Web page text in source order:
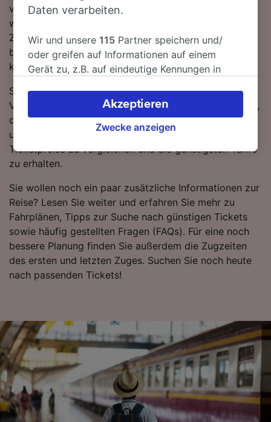
verfügbar sind, ist kein Umstieg nötig. Sie können
wahlweise einen Trenitalia- oder einen Frecciarossa-
Zug nutzen, um nach Villa San Giovanni zu gelangen –
beide Bahnunternehmen bringen Sie in modernen,
komfortablen Zügen in kürzester Zeit ans Ziel.
Sie können beim Kauf von Zugtickets von Sapri nach
Villa San Giovanni sparen, wenn Sie im Voraus buchen,
die Ticketpreise starten bei 14.61 CHF. Nutzen Sie
unseren Reiseplaner oben auf der Seite, um die
Ticketpreise zu vergleichen und die günstigsten Tarife
zu erhalten.
Sie wollen noch ein paar zusätzliche Informationen zur
Reise? Lesen Sie weiter und erfahren Sie mehr zu
Fahrplänen, Tipps zur Suche nach günstigen Tickets
sowie häufig gestellten Fragen (FAQs). Für eine noch
bessere Planung finden Sie außerdem die Zugzeiten
des ersten und letzten Zuges. Suchen Sie noch heute
nach passenden Tickets!
Daten verarbeiten.
Wir und unsere115 Partner speichern und/
oder greifen auf Informationen auf einem
Gerät zu, z.B. auf eindeutige Kennungen in
verarbeiten. Sie können Ihre Präferenzen
akzeptieren oder verwalten, einschließlich
Ihres Widerspruchsrechts bei berechtigtem
besuchen Sie jederzeit die Seite der
Datenschutzrichtlinie. Diese Präferenzen
werden unseren Partnern signalisiert und
haben keinen Einfluss auf Surfdaten. Ihre
Daten werden nicht für Tracking-Zwecke
verwendet, wenn Sie uns gebeten haben, Ihr
Surfverhalten nicht zu verfolgen.
Wir und unsere Partner verarbeiten Daten, um
Folgendes bereitzustellen:
aktiv abfragen. Speichern von oder Zugriff auf
Informationen auf einem Endgerät.
Personalisierte Werbung und Inhalte, Messung
von Werbeleistung und der Performance von
Inhalten, Zielgruppenforschung sowie
Entwicklung und Verbesserung von
Angeboten.
Liste der Partner (Lieferanten)
Zwecke anzeigen
Akzeptieren